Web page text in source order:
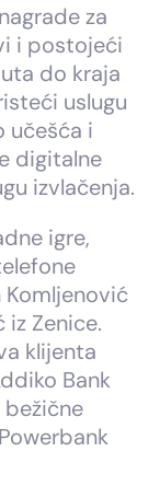
za
i postojeći
do kraja
uslugu
učešća i
digitalne
izvlačenja.
igre,
Komljenović
Zenice.
klijenta
Bank
bežične